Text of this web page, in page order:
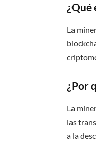
¿Qué
La
¿Por
La
las
a la